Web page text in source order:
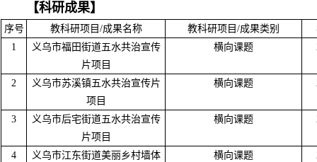
【科研成果】
序号 教科研项目/成果名称 教科研项目/成果类别
1
义乌市福田街道五水共治宣传
片项目
横向课题
2
义乌市苏溪镇五水共治宣传片
项目
横向课题
3
义乌市后宅街道五水共治宣传
片项目
横向课题
4 义乌市江东街道美丽乡村墙体 横向课题